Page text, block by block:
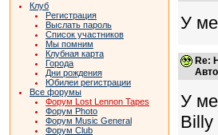
Клуб
Регистрация
Выслать пароль
Список участников
Мы помним
Клубная карта
Города
Дни рождения
Юбилеи регистрации
Все форумы
Форум Lost Lennon Tapes
Форум Photo
Форум Music General
Форум Club
У
Re:
У
Billy